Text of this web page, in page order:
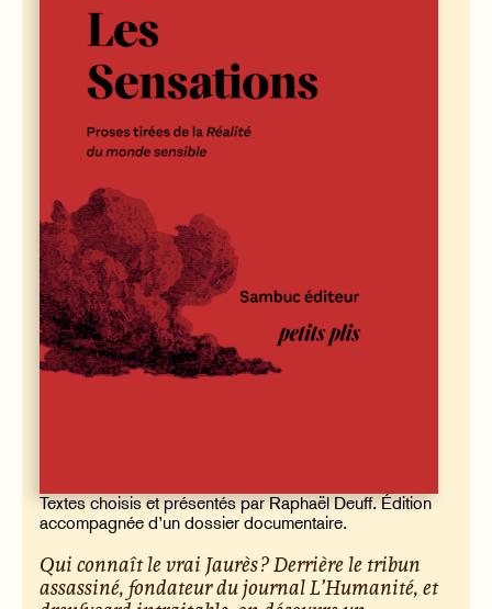
Textes choisis et présentés par Raphaël Deuff. Édition
accompagnée d’un dossier documentaire.
Qui connaît le vrai Jaurès ? Derrière le tribun
assassiné, fondateur du journal L’Humanité, et